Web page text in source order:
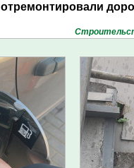
отремонтировали